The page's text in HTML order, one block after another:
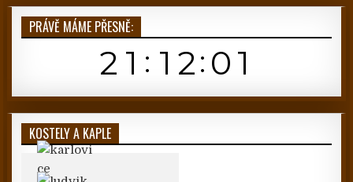
PRÁVĚ MÁME PŘESNĚ:
KOSTELY A KAPLE